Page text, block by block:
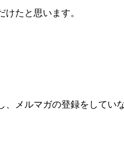
たと思います。
メルマガの登録をしてい